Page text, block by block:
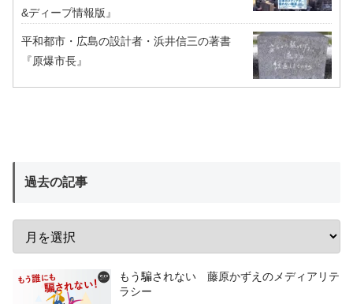
&ディープ情報版』
平和都市・広島の設計者・浜井信三の著書
『原爆市長』
過去の記事
もう騙されない 藤原かずえのメディアリテ
ラシー